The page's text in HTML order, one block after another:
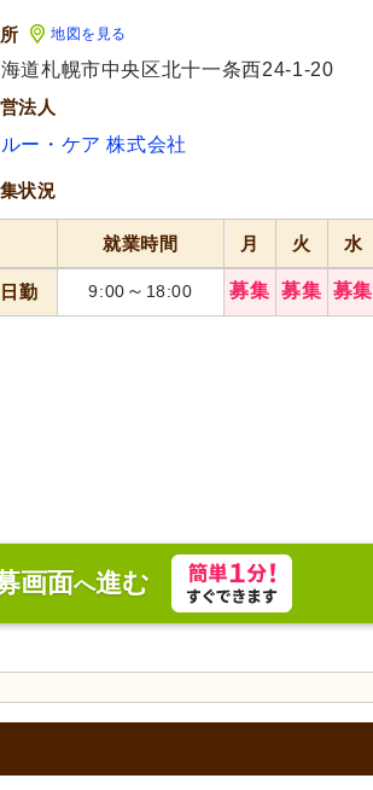
地図を見る
道札幌市中央区北十一条西24-1-20
法人
ー・ケア 株式会社
状況
就業時間 月 火 水
日勤 9:00 ～ 18:00 募集 募集 募集
画面へ進む